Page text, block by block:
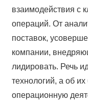
взаимодействия с
операций. От
поставок,
компании,
лидировать. Речь
технологий, а об
операционную